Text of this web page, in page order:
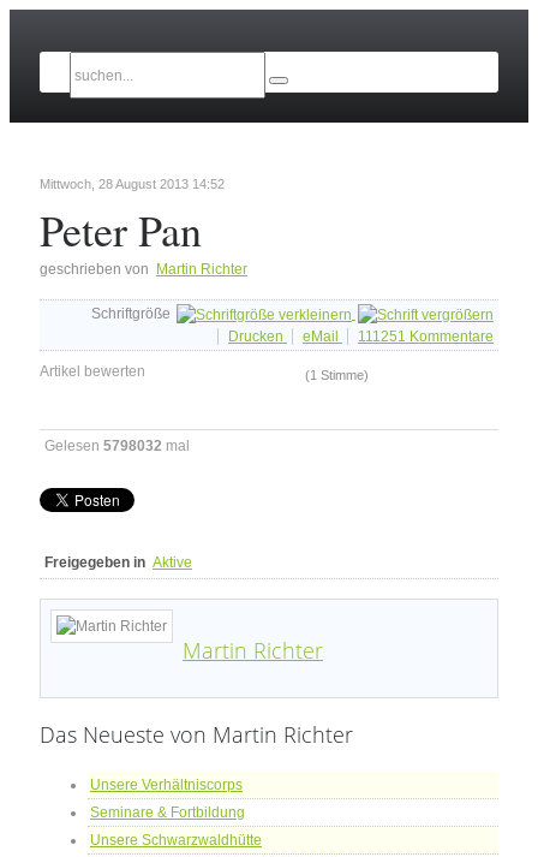
Mittwoch, 28 August 2013 14:52
Peter Pan
geschrieben von Martin Richter
Schriftgröße
Drucken
eMail 111251 Kommentare
Artikel bewerten (1 Stimme)
Gelesen 5798032 mal
Freigegeben in Aktive
Martin Richter
Das Neueste von Martin Richter
Unsere Verhältniscorps
Seminare & Fortbildung
Unsere Schwarzwaldhütte